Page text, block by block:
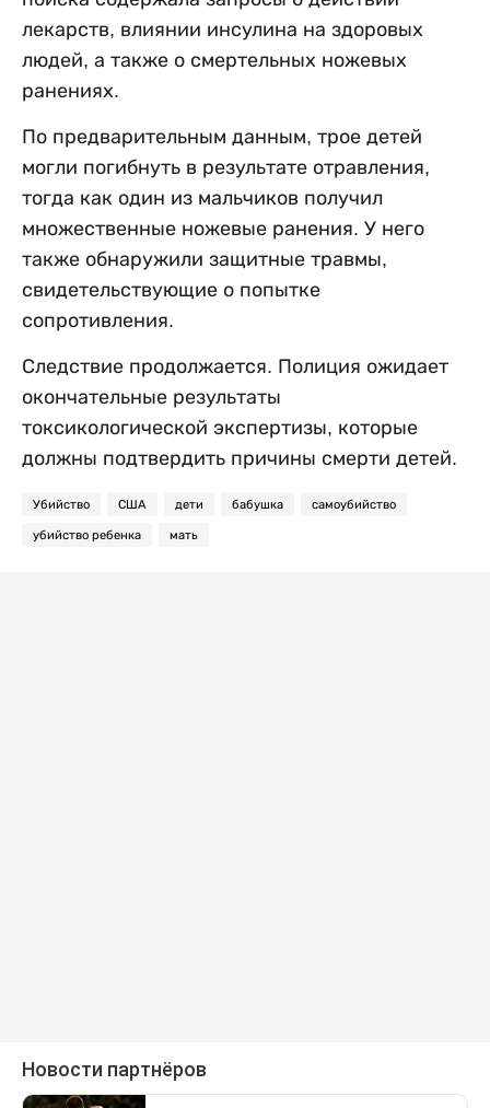
лекарств, влиянии инсулина на здоровых
людей, а также о смертельных ножевых
ранениях.
По предварительным данным, трое детей
могли погибнуть в результате отравления,
тогда как один из мальчиков получил
множественные ножевые ранения. У него
также обнаружили защитные травмы,
свидетельствующие о попытке
сопротивления.
Следствие продолжается. Полиция ожидает
окончательные результаты
токсикологической экспертизы, которые
должны подтвердить причины смерти детей.
Убийство США дети бабушка самоубийство
убийство ребенка мать